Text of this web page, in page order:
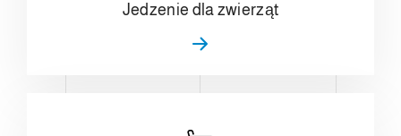
Jedzenie dla zwierząt